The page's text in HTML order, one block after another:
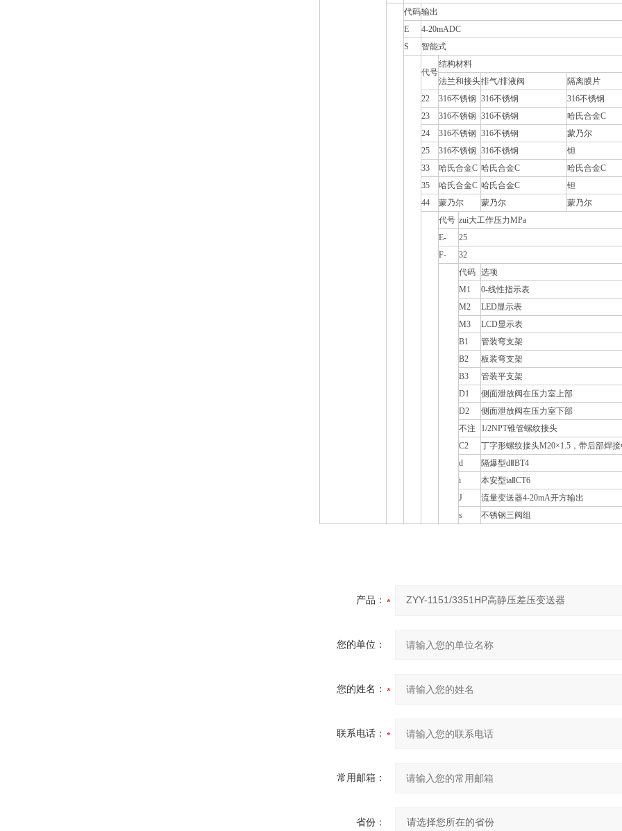
代码输出
E
4-20mADC
S
智能式
代号
结构材料
法兰和接头排气/排液阀 隔离膜片
22
316不锈钢 316不锈钢 316不锈钢
23 316不锈钢 316不锈钢
哈氏合金C
24
316不锈钢 316不锈钢
蒙乃尔
25
316不锈钢 316不锈钢
钽
33
哈氏合金C 哈氏合金C
哈氏合金C
35
哈氏合金C 哈氏合金C
钽
44
蒙乃尔 蒙乃尔
蒙乃尔
代号 zui大工作压力MPa
E-
25
F-
32
代码 选项
M1
0-线性指示表
M2
LED显示表
M3
LCD显示表
B1
管装弯支架
B2
板装弯支架
B3
管装平支架
D1
侧面泄放阀在压力室上部
D2
侧面泄放阀在压力室下部
不注
1/2NPT锥管螺纹接头
C2
丁字形螺纹接头M20×1.5，带后部焊
d
隔爆型dⅡBT4
i
本安型iaⅡCT6
J
流量变送器4-20mA开方输出
s
不锈钢三阀组
产品：
您的单位：
您的姓名：
联系电话：
常用邮箱：
省份：